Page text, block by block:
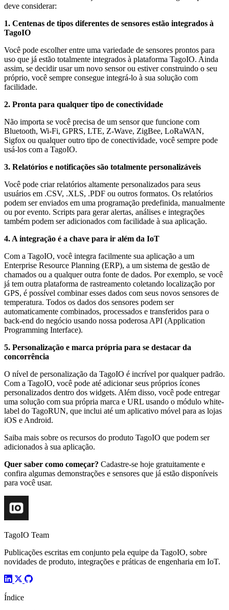
deve considerar:
1. Centenas de tipos diferentes de sensores estão integrados à
TagoIO
Você pode escolher entre uma variedade de sensores prontos para
uso que já estão totalmente integrados à plataforma TagoIO. Ainda
assim, se decidir usar um novo sensor ou estiver construindo o seu
próprio, você sempre consegue integrá-lo à sua solução com
facilidade.
2. Pronta para qualquer tipo de conectividade
Não importa se você precisa de um sensor que funcione com
Bluetooth, Wi-Fi, GPRS, LTE, Z-Wave, ZigBee, LoRaWAN,
Sigfox ou qualquer outro tipo de conectividade, você sempre pode
usá-los com a TagoIO.
3. Relatórios e notificações são totalmente personalizáveis
Você pode criar relatórios altamente personalizados para seus
usuários em .CSV, .XLS, .PDF ou outros formatos. Os relatórios
podem ser enviados em uma programação predefinida, manualmente
ou por evento. Scripts para gerar alertas, análises e integrações
também podem ser adicionados com facilidade à sua aplicação.
4. A integração é a chave para ir além da IoT
Com a TagoIO, você integra facilmente sua aplicação a um
Enterprise Resource Planning (ERP), a um sistema de gestão de
chamados ou a qualquer outra fonte de dados. Por exemplo, se você
já tem outra plataforma de rastreamento coletando localização por
GPS, é possível combinar esses dados com seus novos sensores de
temperatura. Todos os dados dos sensores podem ser
automaticamente combinados, processados e transferidos para o
back-end do negócio usando nossa poderosa API (Application
Programming Interface).
5. Personalização e marca própria para se destacar da
concorrência
O nível de personalização da TagoIO é incrível por qualquer padrão.
Com a TagoIO, você pode até adicionar seus próprios ícones
personalizados dentro dos widgets. Além disso, você pode entregar
uma solução com sua própria marca e URL usando o módulo white-
label do TagoRUN, que inclui até um aplicativo móvel para as lojas
iOS e Android.
Saiba mais sobre os recursos do produto TagoIO que podem ser
adicionados à sua aplicação.
Quer saber como começar? Cadastre-se hoje gratuitamente e
confira algumas demonstrações e sensores que já estão disponíveis
para você usar.
TagoIO Team
Publicações escritas em conjunto pela equipe da TagoIO, sobre
novidades de produto, integrações e práticas de engenharia em IoT.
Índice